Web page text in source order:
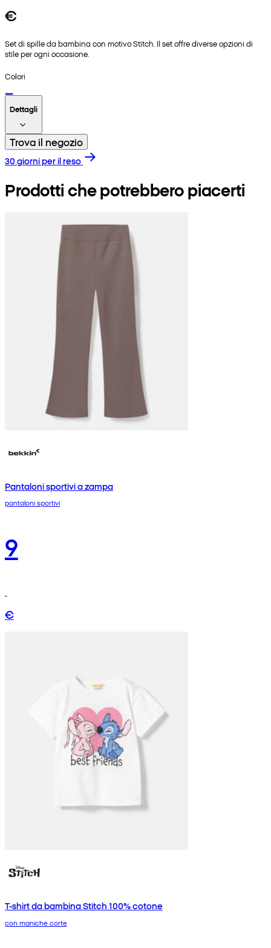
€
Set di spille da bambina con motivo Stitch. Il set offre diverse opzioni di
stile per ogni occasione.
Colori
Dettagli
Trova il negozio
30 giorni per il reso
Prodotti che potrebbero piacerti
Pantaloni sportivi a zampa
pantaloni sportivi
9
€
T-shirt da bambina Stitch 100% cotone
con maniche corte